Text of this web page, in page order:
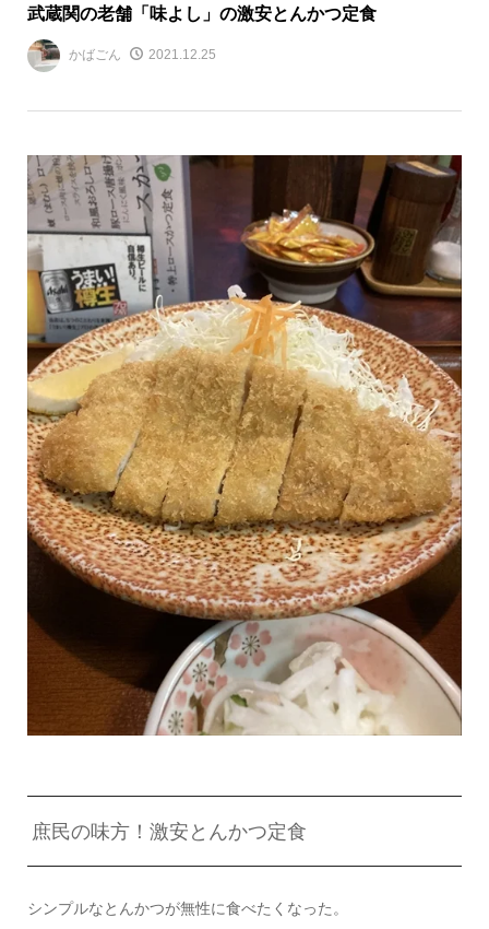
武蔵関の老舗「味よし」の激安とんかつ定食
かばごん 2021.12.25
庶民の味方！激安とんかつ定食
シンプルなとんかつが無性に食べたくなった。